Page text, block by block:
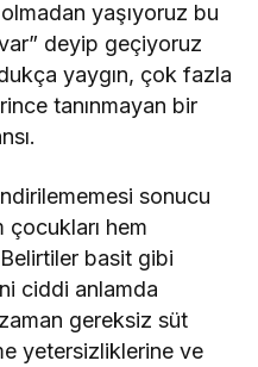
yaşıyoruz bu
deyip geçiyoruz
yaygın, çok fazla
tanınmayan bir
sonucu
çocukları hem
basit gibi
ciddi anlamda
gereksiz süt
yetersizliklerine ve